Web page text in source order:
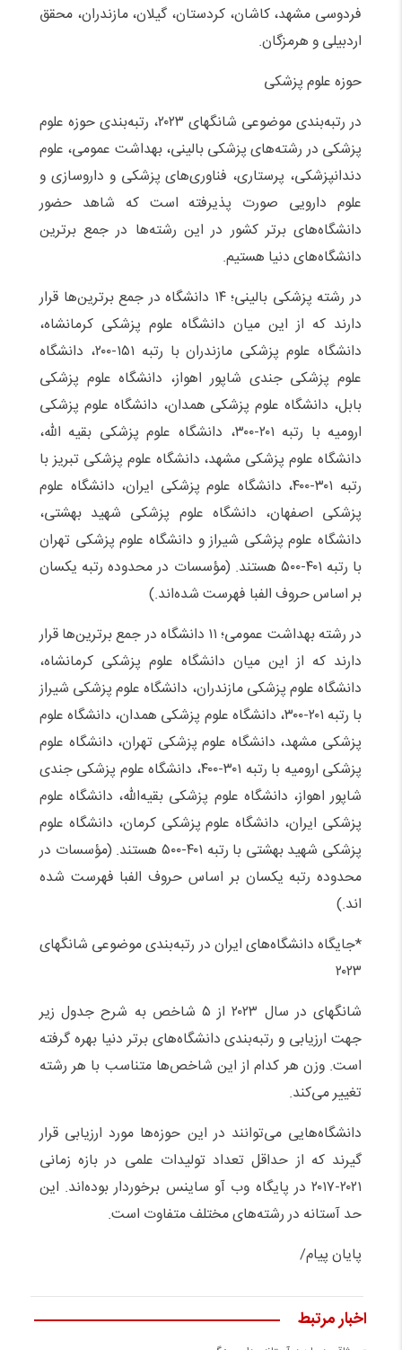
فردوسی مشهد، کاشان، کردستان، گیلان، مازندران، محقق
اردبیلی و هرمزگان.
حوزه علوم پزشکی
در رتبه‌بندی موضوعی شانگهای ۲۰۲۳، رتبه‌بندی حوزه علوم
پزشکی در رشته‌های پزشکی بالینی، بهداشت عمومی، علوم
دندانپزشکی، پرستاری، فناوری‌های پزشکی و داروسازی و
علوم دارویی صورت پذیرفته است که شاهد حضور
دانشگاه‌های برتر کشور در این رشته‌ها در جمع برترین
دانشگاه‌های دنیا هستیم.
در رشته پزشکی بالینی؛ ۱۴ دانشگاه در جمع برترین‌ها قرار
دارند که از این میان دانشگاه علوم پزشکی کرمانشاه،
دانشگاه علوم پزشکی مازندران با رتبه ۱۵۱-۲۰۰، دانشگاه
علوم پزشکی جندی شاپور اهواز، دانشگاه علوم پزشکی
بابل، دانشگاه علوم پزشکی همدان، دانشگاه علوم پزشکی
ارومیه با رتبه ۲۰۱-۳۰۰، دانشگاه علوم پزشکی بقیه الله،
دانشگاه علوم پزشکی مشهد، دانشگاه علوم پزشکی تبریز با
رتبه ۳۰۱-۴۰۰، دانشگاه علوم پزشکی ایران، دانشگاه علوم
پزشکی اصفهان، دانشگاه علوم پزشکی شهید بهشتی،
دانشگاه علوم پزشکی شیراز و دانشگاه علوم پزشکی تهران
با رتبه ۴۰۱-۵۰۰ هستند. (مؤسسات در محدوده رتبه یکسان
بر اساس حروف الفبا فهرست شده‌اند.)
در رشته بهداشت عمومی؛ ۱۱ دانشگاه در جمع برترین‌ها قرار
دارند که از این میان دانشگاه علوم پزشکی کرمانشاه،
دانشگاه علوم پزشکی مازندران، دانشگاه علوم پزشکی شیراز
با رتبه ۲۰۱-۳۰۰، دانشگاه علوم پزشکی همدان، دانشگاه علوم
پزشکی مشهد، دانشگاه علوم پزشکی تهران، دانشگاه علوم
پزشکی ارومیه با رتبه ۳۰۱-۴۰۰، دانشگاه علوم پزشکی جندی
شاپور اهواز، دانشگاه علوم پزشکی بقیه‌الله، دانشگاه علوم
پزشکی ایران، دانشگاه علوم پزشکی کرمان، دانشگاه علوم
پزشکی شهید بهشتی با رتبه ۴۰۱-۵۰۰ هستند. (مؤسسات در
محدوده رتبه یکسان بر اساس حروف الفبا فهرست شده
اند.)
*جایگاه دانشگاه‌های ایران در رتبه‌بندی موضوعی شانگهای
۲۰۲۳
شانگهای در سال ۲۰۲۳ از ۵ شاخص به شرح جدول زیر
جهت ارزیابی و رتبه‌بندی دانشگاه‌های برتر دنیا بهره گرفته
است. وزن هر کدام از این شاخص‌ها متناسب با هر رشته
تغییر می‌کند.
دانشگاه‌هایی می‌توانند در این حوزه‌ها مورد ارزیابی قرار
گیرند که از حداقل تعداد تولیدات علمی در بازه زمانی
۲۰۲۱-۲۰۱۷ در پایگاه وب آو ساینس برخوردار بوده‌اند. این
حد آستانه در رشته‌های مختلف متفاوت است.
پایان پیام/
اخبار مرتبط